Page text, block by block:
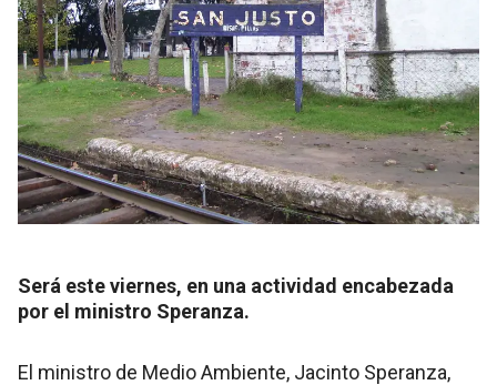
Será este viernes, en una actividad encabezada
por el ministro Speranza.
El ministro de Medio Ambiente, Jacinto Speranza,